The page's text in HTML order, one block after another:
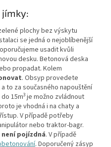
plochy bez výskytu
se jedná o nejoblíbenější
usadit kvůli
desku. Betonová deska
propadat. Kolem
. Obsyp provedete
to za současného napouštění
15m3 je možno zvládnout
je vhodná i na chaty a
V případě potřeby
nebo traktor-bagr.
není pojízdná. V případě
. Doporučený zásyp